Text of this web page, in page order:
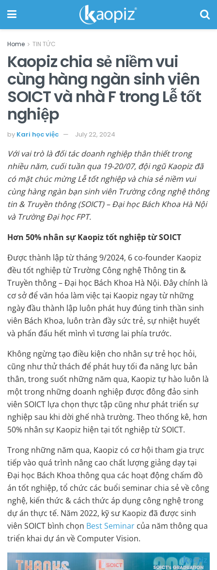
Home TIN TỨC
Kaopiz chia sẻ niềm vui
cùng hàng ngàn sinh viên
SOICT và nhà F trong Lễ tốt
nghiệp
by Kari học việc July 22, 2024
Với vai trò là đối tác doanh nghiệp thân thiết trong
nhiều năm, cuối tuần qua 19-20/07, đội ngũ Kaopiz đã
có mặt chúc mừng Lễ tốt nghiệp và chia sẻ niềm vui
cùng hàng ngàn bạn sinh viên Trường công nghệ thông
tin & Truyền thông (SOICT) – Đại học Bách Khoa Hà Nội
và Trường Đại học FPT.
Hơn 50% nhân sự Kaopiz tốt nghiệp từ SOICT
Được thành lập từ tháng 9/2024, 6 co-founder Kaopiz
đều tốt nghiệp từ Trường Công nghệ Thông tin &
Truyền thông – Đại học Bách Khoa Hà Nội. Đây chính là
cơ sở để văn hóa làm việc tại Kaopiz ngay từ những
ngày đầu thành lập luôn phát huy đúng tinh thần sinh
viên Bách Khoa, luôn tràn đầy sức trẻ, sự nhiệt huyết
và phấn đấu hết mình vì tương lai phía trước.
Không ngừng tạo điều kiện cho nhân sự trẻ học hỏi,
cũng như thử thách để phát huy tối đa năng lực bản
thân, trong suốt những năm qua, Kaopiz tự hào luôn là
một trong những doanh nghiệp được đông đảo sinh
viên SOICT lựa chọn thực tập cũng như phát triển sự
nghiệp sau khi dời ghế nhà trường. Theo thống kê, hơn
50% nhân sự Kaopiz hiện tại tốt nghiệp từ SOICT.
Trong những năm qua, Kaopiz có cơ hội tham gia trực
tiếp vào quá trình nâng cao chất lượng giảng dạy tại
Đại học Bách Khoa thông qua các hoạt động chấm đồ
án tốt nghiệp, tổ chức các buổi seminar chia sẻ về công
nghệ, kiến thức & cách thức áp dụng công nghệ trong
dự án thực tế. Năm 2022, kỹ sư Kaopiz đã được sinh
viên SOICT bình chọn Best Seminar của năm thông qua
triển khai dự án về Computer Vision.